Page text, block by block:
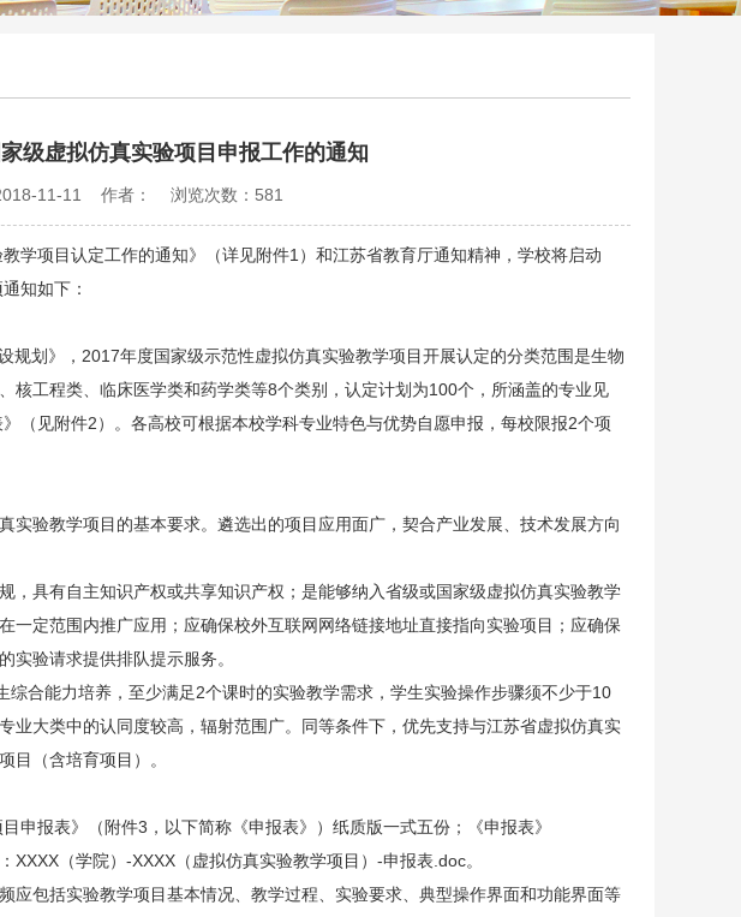
级虚拟仿真实验项目申报工作的通知
11-11 作者： 浏览次数： 581
学项目认定工作的通知》（详见附件1）和江苏省教育厅通知精神，学校将启动
知如下：
划》，2017年度国家级示范性虚拟仿真实验教学项目开展认定的分类范围是生物
核工程类、临床医学类和药学类等8个类别，认定计划为100个，所涵盖的专业见
（见附件2）。各高校可根据本校学科专业特色与优势自愿申报，每校限报2个项
实验教学项目的基本要求。遴选出的项目应用面广，契合产业发展、技术发展方向
，具有自主知识产权或共享知识产权；是能够纳入省级或国家级虚拟仿真实验教学
一定范围内推广应用；应确保校外互联网网络链接地址直接指向实验项目；应确保
实验请求提供排队提示服务。
综合能力培养，至少满足2个课时的实验教学需求，学生实验操作步骤须不少于10
业大类中的认同度较高，辐射范围广。同等条件下，优先支持与江苏省虚拟仿真实
目（含培育项目）。
申报表》（附件3，以下简称《申报表》）纸质版一式五份；《申报表》
（学院）-XXXX（虚拟仿真实验教学项目）-申报表.doc。
应包括实验教学项目基本情况、教学过程、实验要求、典型操作界面和功能界面等